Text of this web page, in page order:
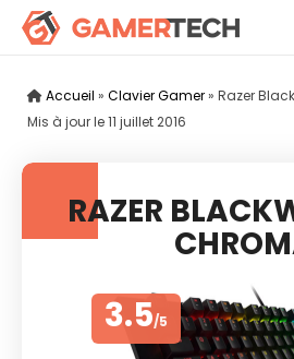
Accueil » Clavier Gamer» Razer
Mis à jour le11 juillet 2016
RAZER
3.5/5